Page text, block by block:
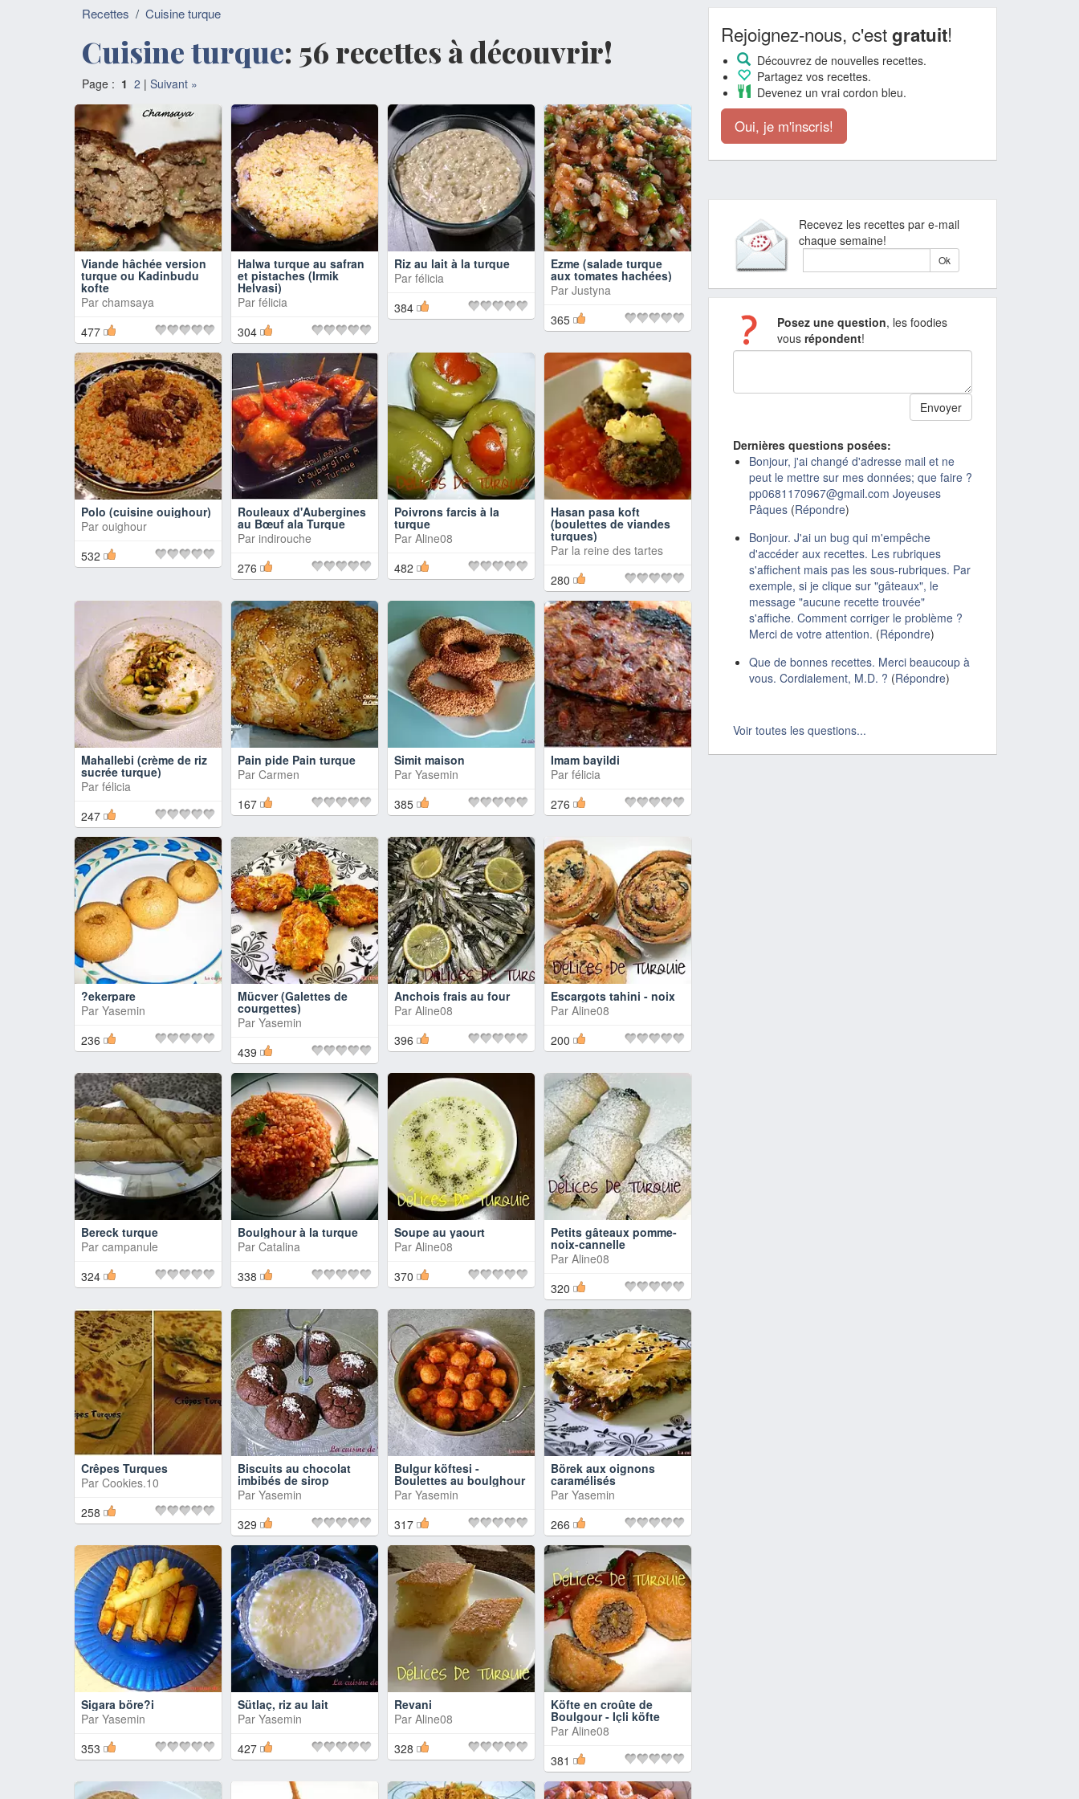
Recettes / Cuisine turque
Cuisine turque: 56 recettes à découvrir!
Page : 1 2 | Suivant »
Viande hâchée version
turque ou Kadinbudu
kofte
Par chamsaya
477
Halwa turque au safran
et pistaches (Irmik
Helvasi)
Par félicia
304
Riz au lait à la turque
Par félicia
384
Ezme (salade turque
aux tomates hachées)
Par Justyna
365
Polo (cuisine ouighour)
Par ouighour
532
Rouleaux d'Aubergines
au Bœuf ala Turque
Par indirouche
276
Poivrons farcis à la
turque
Par Aline08
482
Hasan pasa koft
(boulettes de viandes
turques)
Par la reine des tartes
280
Mahallebi (crème de riz
sucrée turque)
Par félicia
247
Pain pide Pain turque
Par Carmen
167
Simit maison
Par Yasemin
385
Imam bayildi
Par félicia
276
?ekerpare
Par Yasemin
236
Mücver (Galettes de
courgettes)
Par Yasemin
439
Anchois frais au four
Par Aline08
396
Escargots tahini - noix
Par Aline08
200
Bereck turque
Par campanule
324
Boulghour à la turque
Par Catalina
338
Soupe au yaourt
Par Aline08
370
Petits gâteaux pomme-
noix-cannelle
Par Aline08
320
Crêpes Turques
Par Cookies.10
258
Biscuits au chocolat
imbibés de sirop
Par Yasemin
329
Bulgur köftesi -
Boulettes au boulghour
Par Yasemin
317
Börek aux oignons
caramélisés
Par Yasemin
266
Sigara böre?i
Par Yasemin
353
Sütlaç, riz au lait
Par Yasemin
427
Revani
Par Aline08
328
Köfte en croûte de
Boulgour - Içli köfte
Par Aline08
381
Rejoignez-nous, c'estgratuit!
Découvrez de nouvelles recettes.
Partagez vos recettes.
Devenez un vrai cordon bleu.
Oui, je m'inscris!
Recevez les recettes par e-mail
chaque semaine!
Posez une question, les foodies
vous répondent!
Dernières questions posées:
Bonjour, j'ai changé d'adresse mail et ne
peut le mettre sur mes données; que faire ?
pp0681170967@gmail.com Joyeuses
Pâques (Répondre)
Bonjour. J'ai un bug qui m'empêche
d'accéder aux recettes. Les rubriques
s'affichent mais pas les sous-rubriques. Par
exemple, si je clique sur "gâteaux", le
message "aucune recette trouvée"
s'affiche. Comment corriger le problème ?
Merci de votre attention. (Répondre)
Que de bonnes recettes. Merci beaucoup à
vous. Cordialement, M.D. ? (Répondre)
Voir toutes les questions...